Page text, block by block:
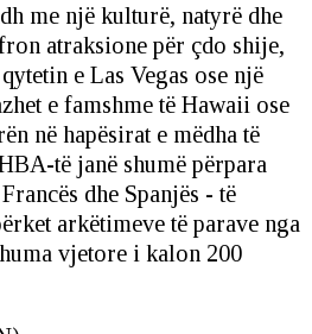
me një kulturë, natyrë dhe
atraksione për çdo shije,
e Las Vegas ose një
e famshme të Hawaii ose
në hapësirat e mëdha të
të janë shumë përpara
dhe Spanjës - të
arkëtimeve të parave nga
vjetore i kalon 200